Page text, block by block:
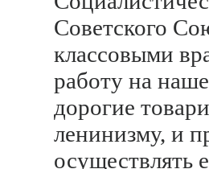
Советского
классовыми
работу на
дорогие
ленинизму, и
осуществлять